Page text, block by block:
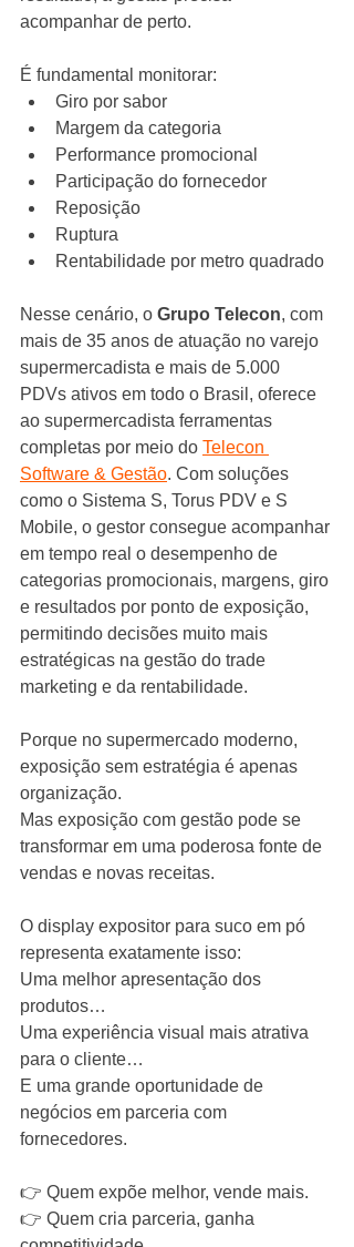
acompanhar de perto.
É fundamental monitorar:
Giro por sabor
Margem da categoria
Performance promocional
Participação do fornecedor
Reposição
Ruptura
Rentabilidade por metro quadrado
Nesse cenário, o Grupo Telecon, com
mais de 35 anos de atuação no varejo
supermercadista e mais de 5.000
PDVs ativos em todo o Brasil, oferece
ao supermercadista ferramentas
completas por meio do Telecon
Software & Gestão. Com soluções
como o Sistema S, Torus PDV e S
Mobile, o gestor consegue acompanhar
em tempo real o desempenho de
categorias promocionais, margens, giro
e resultados por ponto de exposição,
permitindo decisões muito mais
estratégicas na gestão do trade
marketing e da rentabilidade.
Porque no supermercado moderno,
exposição sem estratégia é apenas
organização.
Mas exposição com gestão pode se
transformar em uma poderosa fonte de
vendas e novas receitas.
O display expositor para suco em pó
representa exatamente isso:
Uma melhor apresentação dos
produtos…
Uma experiência visual mais atrativa
para o cliente…
E uma grande oportunidade de
negócios em parceria com
fornecedores.
👉 Quem expõe melhor, vende mais.
👉 Quem cria parceria, ganha